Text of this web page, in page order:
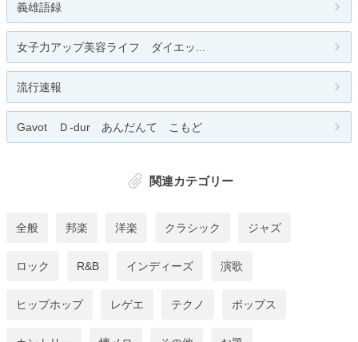
義雄語録
女子力アップ美容ライフ ダイエッ...
流行速報
Gavot Ｄ-dur あんだんて こもど
関連カテゴリー
全般 邦楽 洋楽 クラシック ジャズ
ロック R&B インディーズ 演歌
ヒップホップ レゲエ テクノ ポップス